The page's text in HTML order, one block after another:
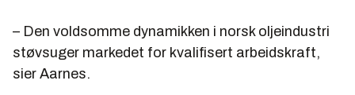
– Den voldsomme dynamikken i norsk oljeindustri
støvsuger markedet for kvalifisert arbeidskraft,
sier Aarnes.